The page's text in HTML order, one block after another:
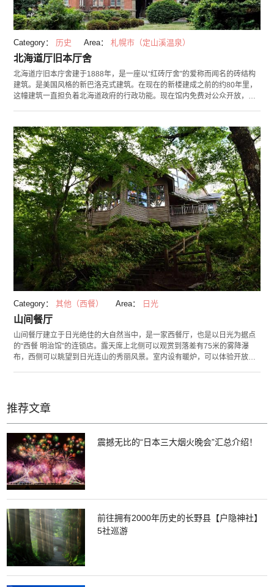
Category： 历史 Area： 札幌市（定山溪温泉）
北海道厅旧本厅舍
北海道庁旧本庁舍建于1888年，是一座以“红砖厅舍”的爱称而闻名的砖结构
建筑。是美国风格的新巴洛克式建筑。在现在的新楼建成之前的约80年里，
这幢建筑一直担负着北海道政府的行政功能。现在馆内免费对公众开放，展
Category： 其他（西餐） Area： 日光
山间餐厅
山间餐厅建立于日光绝佳的大自然当中，是一家西餐厅，也是以日光为据点
的“西餐 明治馆”的连锁店。露天席上北侧可以观赏到落差有75米的雾降瀑
布，西侧可以眺望到日光连山的秀丽风景。室内设有暖炉，可以体验开放式
推荐文章
震撼无比的“日本三大烟火晚会”汇总介绍！
前往拥有2000年历史的长野县【户隐神社】
5社巡游